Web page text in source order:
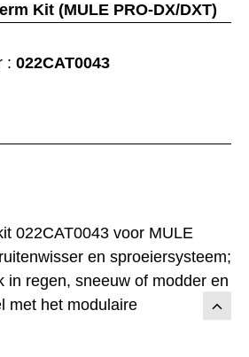
022CAT0043 voor MULE
en sproeiersysteem;
in regen, sneeuw of modder en
met het modulaire
Kit (MULE PRO-DX/DXT)
: 022CAT0043